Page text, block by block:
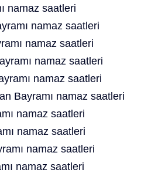
namaz saatleri
namaz saatleri
namaz saatleri
namaz saatleri
namaz saatleri
Bayramı namaz saatleri
namaz saatleri
namaz saatleri
namaz saatleri
namaz saatleri